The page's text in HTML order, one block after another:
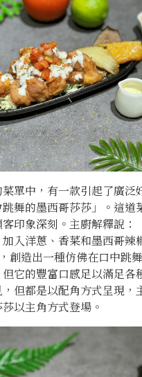
單中，有一款引起了廣泛
舞的墨西哥莎莎」。這道
印象深刻。主廚解釋說：
入洋蔥、香菜和墨西哥辣
創造出一種仿佛在口中跳
它的豐富口感足以滿足各
但都是以配角方式呈現，
以主角方式登場。